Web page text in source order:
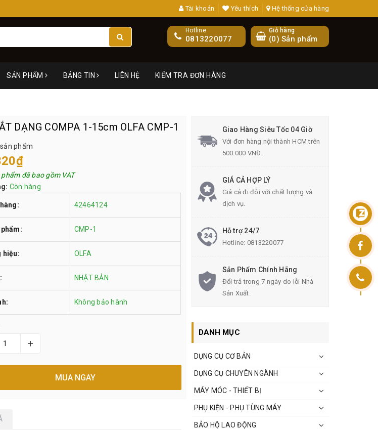
Tài khoản Yêu thích Hệ thống cửa hàng
Giỏ hàng
(0) Sản phẩm
Hotline
0813220077
SẢN PHẨM BẢNG TIN LIÊN HỆ KIỂM TRA ĐƠN HÀNG
DẠNG COMPA 1-15cm OLFA CMP-1
phẩm
đã bao gồm VAT
Còn hàng
42464124
CMP-1
hiệu: OLFA
NHẬT BẢN
Không bảo hành
+
MUA NGAY
Giao Hàng Siêu Tốc 04 Giờ
Với đơn hàng nội thành HCM trên
500.000 VNĐ.
GIÁ CẢ HỢP LÝ
Giá cả đi đôi với chất lượng và
dịch vụ.
Hỗ trợ 24/7
Hotline: 0813220077
Sản Phẩm Chính Hãng
Đổi trả trong 7 ngày do lỗi Nhà
Sản Xuất.
DANH MỤC
DỤNG CỤ CƠ BẢN
DỤNG CỤ CHUYÊN NGÀNH
MÁY MÓC - THIẾT BỊ
PHỤ KIỆN - PHỤ TÙNG MÁY
BẢO HỘ LAO ĐỘNG